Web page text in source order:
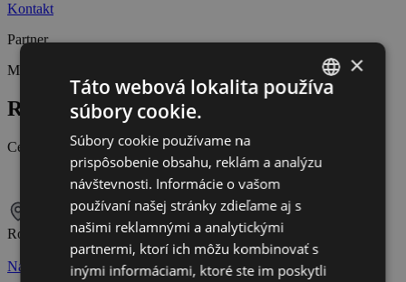
Kontakt
Partner
Montáž
RZ Design s.r.o.
Certifikácie
Robotnívka 1, Nové Mesto nad Váhom
Navštíviť stránku
×
Táto webová lokalita používa
súbory cookie.
Súbory cookie používame na
prispôsobenie obsahu, reklám a analýzu
návštevnosti. Informácie o vašom
používaní našej stránky zdieľame aj s
našimi reklamnými a analytickými
partnermi, ktorí ich môžu kombinovať s
inými informáciami, ktoré ste im poskytli